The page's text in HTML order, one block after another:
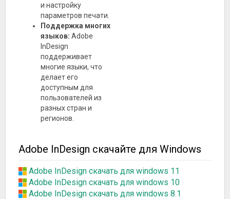
и настройку
параметров печати.
Поддержка многих
языков: Adobe
InDesign
поддерживает
многие языки, что
делает его
доступным для
пользователей из
разных стран и
регионов.
Adobe InDesign скачайте для Windows
Adobe InDesign скачать для windows 11
Adobe InDesign скачать для windows 10
Adobe InDesign скачать для windows 8.1